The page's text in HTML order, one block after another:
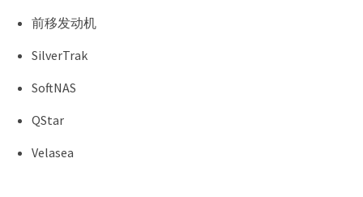
前移发动机
SilverTrak
SoftNAS
QStar
Velasea